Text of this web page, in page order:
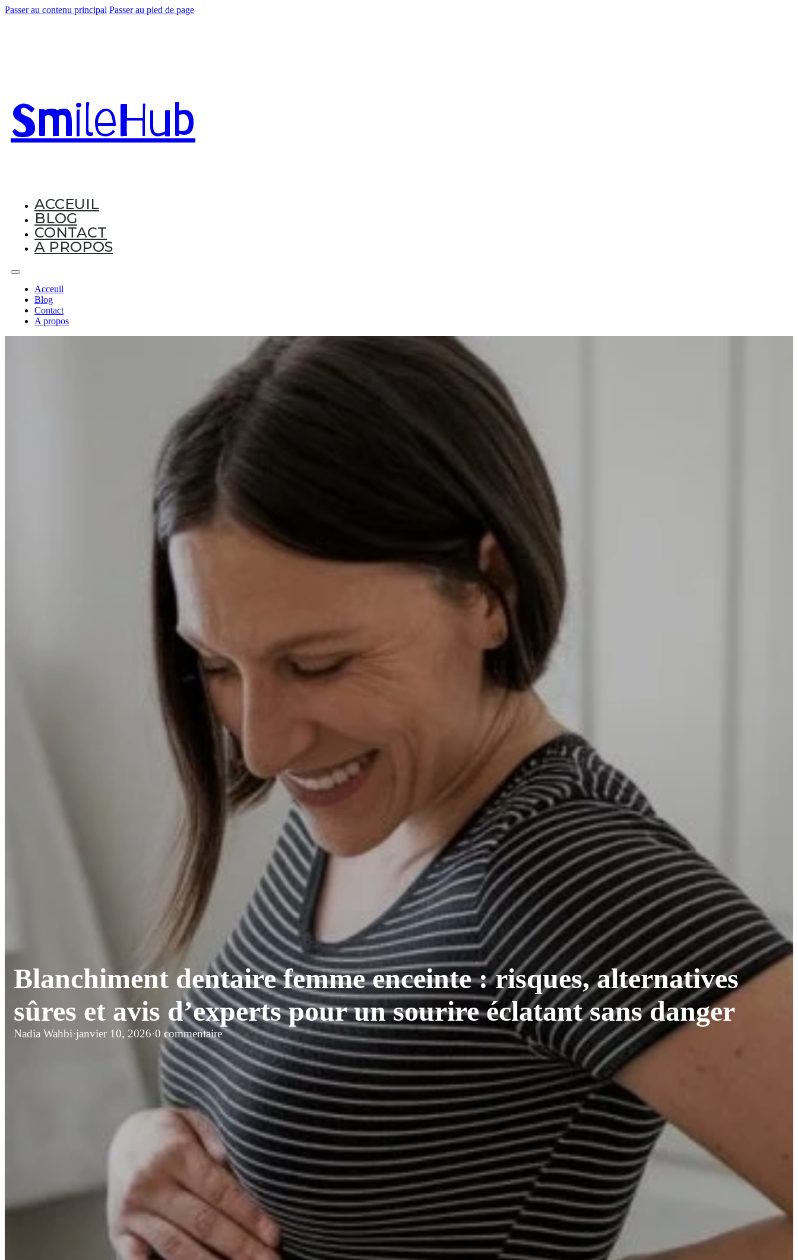
Passer au contenu principal Passer au pied de page
SmileHub
ACCEUIL
BLOG
CONTACT
A PROPOS
Acceuil
Blog
Contact
A propos
Blanchiment dentaire femme enceinte : risques, alternatives
sûres et avis d’experts pour un sourire éclatant sans danger
Nadia Wahbi·janvier 10, 2026·0 commentaire